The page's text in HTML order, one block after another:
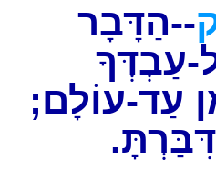
--הַדָּבָר
עַבְדְּךָ
עַד-עוֹלָם;